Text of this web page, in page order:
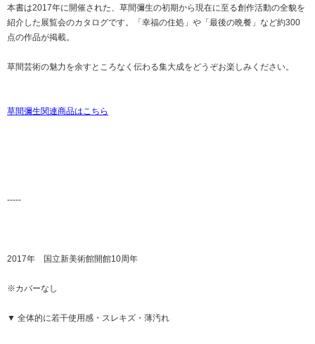
本書は2017年に開催された、草間彌生の初期から現在に至る創作活動の全貌を
紹介した展覧会のカタログです。「幸福の住処」や「最後の晩餐」など約300
点の作品が掲載。
草間芸術の魅力を余すところなく伝わる集大成をどうぞお楽しみください。
草間彌生関連商品はこちら
-----
2017年 国立新美術館開館10周年
※カバーなし
▼ 全体的に若干使用感・スレキズ・薄汚れ